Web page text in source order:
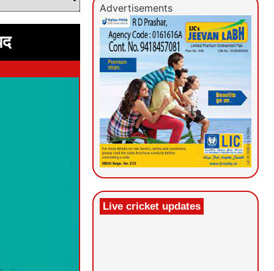
Advertisements
Live cricket updates